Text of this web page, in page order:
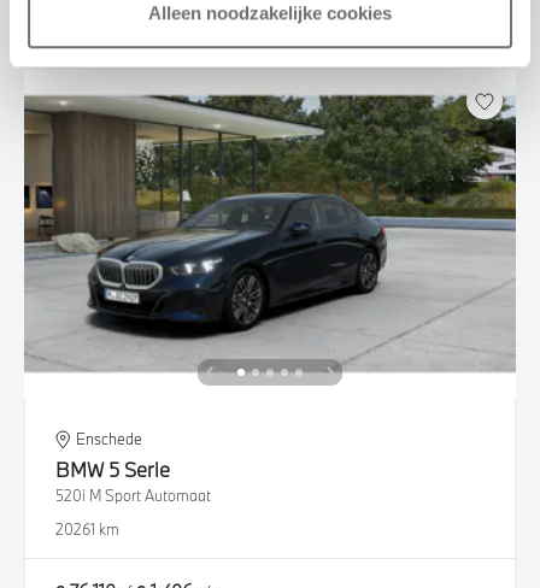
Alleen noodzakelijke cookies
Bekijk details
Enschede
BMW 5 Serie
520i M Sport Automaat
20261 km